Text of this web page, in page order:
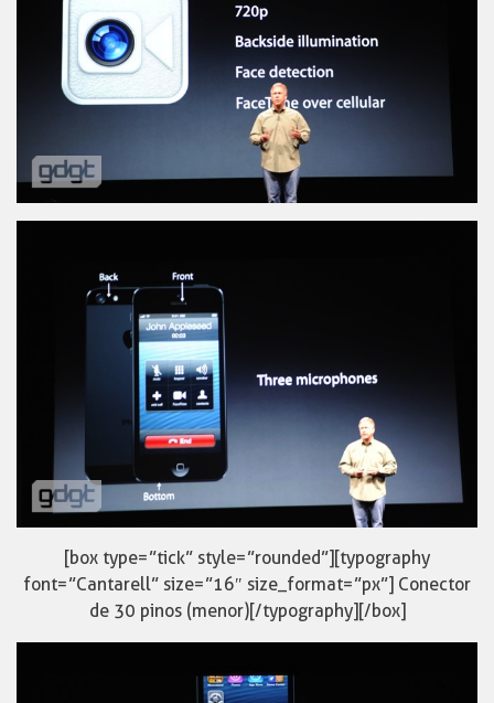
[box type=”tick” style=”rounded”][typography
font=”Cantarell” size=”16″ size_format=”px”] Conector
de 30 pinos (menor)[/typography][/box]